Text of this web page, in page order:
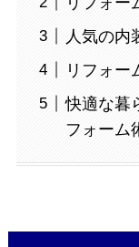
人気の内
リフォー
快適な暮
フォーム